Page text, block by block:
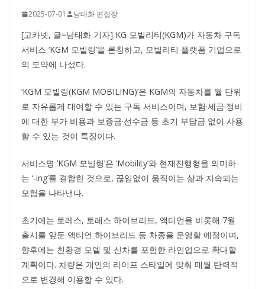
2025-07-01 남태화 편집장
[고카넷, 글=남태화 기자] KG 모빌리티(KGM)가 자동차 구독
서비스 ‘KGM 모빌링’을 론칭하고, 모빌리티 플랫폼 기업으로
의 도약에 나섰다.
‘KGM 모빌링(KGM MOBILING)’은 KGM의 자동차를 월 단위
로 자유롭게 대여할 수 있는 구독 서비스이며, 보험·세금·정비
에 대한 부가 비용과 보증금·선수금 등 초기 부담금 없이 사용
할 수 있는 것이 특징이다.
서비스명 ‘KGM 모빌링’은 ‘Mobility’와 현재진행형을 의미하
는 ‘-ing’를 결합한 것으로, 끊임없이 움직이는 삶과 지속되는
모험을 나타낸다.
초기에는 토레스, 토레스 하이브리드, 액티언을 비롯해 7월
출시를 앞둔 액티언 하이브리드 등 차종을 운영할 예정이며,
향후에는 친환경 모델 및 신차를 포함한 라인업으로 확대할
계획이다. 차량은 개인의 라이프 스타일에 맞춰 매월 탄력적
으로 변경해 이용할 수 있다.